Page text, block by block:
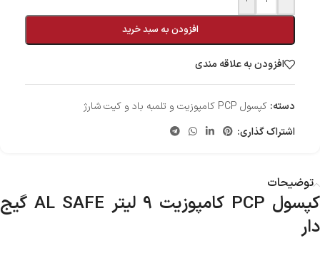
افزودن به سبد خرید
افزودن به علاقه مندی
دسته: کپسول PCP کامپوزیت و تلمبه باد و کیت شارژ
اشتراک گذاری:
توضیحات
کپسول PCP کامپوزیت 9 لیتر AL SAFE گیج
دار